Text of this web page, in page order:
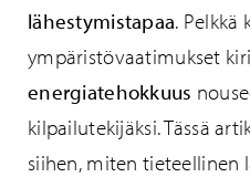
lähestymistapaa. Pelkkä
ympäristövaatimukset
energiatehokkuus
kilpailutekijäksi. Tässä
siihen, miten tieteellinen